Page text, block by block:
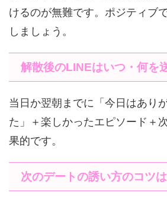
けるのが無難です。ポジティブ
しましょう。
解散後のLINEはいつ・何を
当日か翌朝までに「今日はあり
た」＋楽しかったエピソード＋
果的です。
次のデートの誘い方のコツ